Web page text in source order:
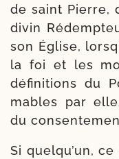
de saint Pierre,
divin
son Église,
la foi et les
défi­ni­tions du
mables par
du
Si quel­qu’un,